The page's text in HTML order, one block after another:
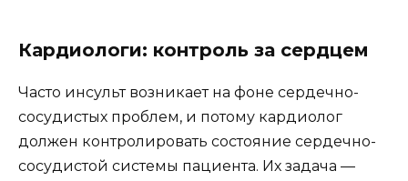
Кардиологи: контроль за сердцем
Часто инсульт возникает на фоне сердечно-
сосудистых проблем, и потому кардиолог
должен контролировать состояние сердечно-
сосудистой системы пациента. Их задача —